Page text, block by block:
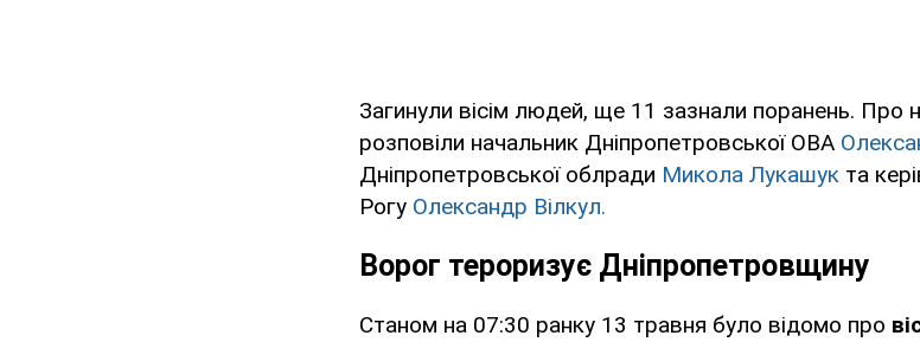
Загинули вісім людей, ще 11 зазнали поранень. Про
розповіли начальник Дніпропетровської ОВА
Дніпропетровської облради Микола Лукашук та
Рогу Олександр Вілкул.
Ворог тероризує Дніпропетровщину
Станом на 07:30 ранку 13 травня було відомо про